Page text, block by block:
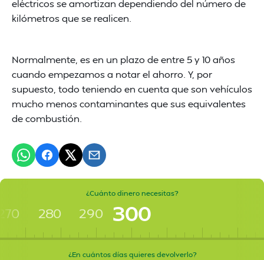
eléctricos se amortizan dependiendo del número de
kilómetros que se realicen.
Normalmente, es en un plazo de entre 5 y 10 años
cuando empezamos a notar el ahorro. Y, por
supuesto, todo teniendo en cuenta que son vehículos
mucho menos contaminantes que sus equivalentes
de combustión.
¿Cuánto dinero necesitas?
280 290 300
¿En cuántos días quieres devolverlo?